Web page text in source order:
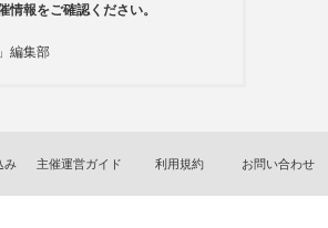
情報をご確認ください。
編集部
み 主催運営ガイド 利用規約 お問い合わせ